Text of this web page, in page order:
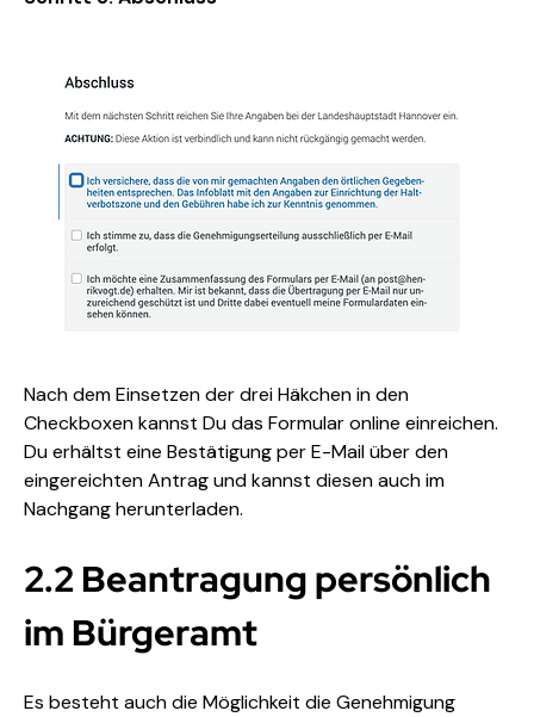
Nach dem Einsetzen der drei Häkchen in den
Checkboxen kannst Du das Formular online einreichen.
Du erhältst eine Bestätigung per E-Mail über den
eingereichten Antrag und kannst diesen auch im
Nachgang herunterladen.
2.2 Beantragung persönlich
im Bürgeramt
Es besteht auch die Möglichkeit die Genehmigung